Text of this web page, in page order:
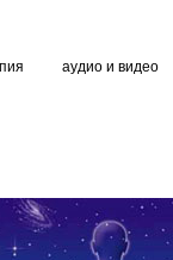
аудио и видео